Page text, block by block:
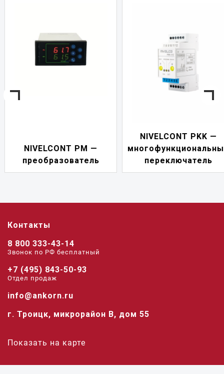
NIVELCONT PM —
преобразователь
NIVELCONT PKK —
переключатель
Контакты
8 800 333-43-14
Звонок по РФ беcплатный
+7 (495) 843-50-93
Отдел продаж
info@ankorn.ru
г. Троицк, микрорайон В, дом 55
Показать на карте